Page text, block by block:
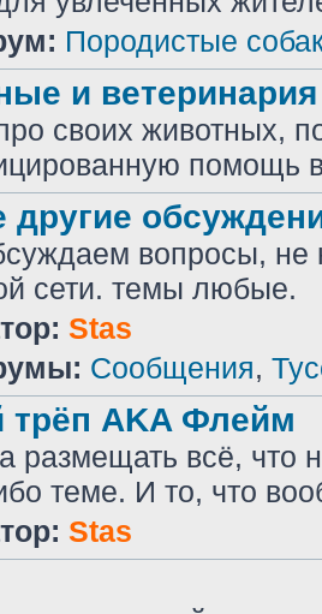
Породистые
и ветеринария
своих животных,
помощь
вопросы,
сети. темы любые.
Stas
Сообщения,
трёп AKA Флейм
размещать всё, что
теме. И то, что
Stas